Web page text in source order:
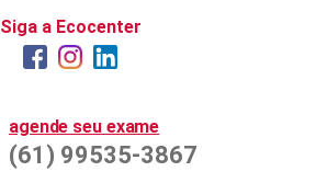
Siga a Ecocenter
agende seu exame
(61) 99535-3867